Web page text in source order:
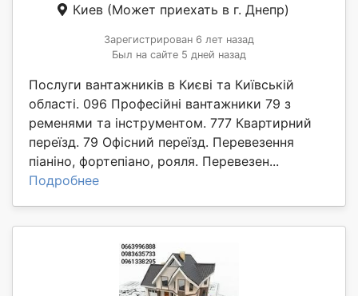
Киев (Может приехать в г. Днепр)
Зарегистрирован 6 лет назад
Был на сайте 5 дней назад
Послуги вантажників в Києві та Київській
області. 096 Професійні вантажники 79 з
ременями та інструментом. 777 Квартирний
переїзд. 79 Офісний переїзд. Перевезення
піаніно, фортепіано, рояля. Перевезен...
Подробнее